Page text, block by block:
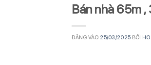
Bán nhà 65m
ĐĂNG VÀO 25/03/2025 BỞI